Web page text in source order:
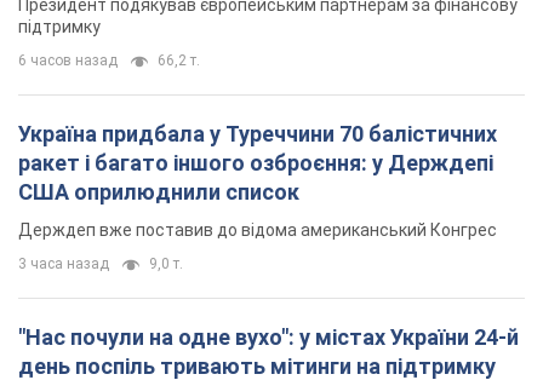
Президент подякував європейським партнерам за фінансову
підтримку
6 часов назад 66,2 т.
Україна придбала у Туреччини 70 балістичних
ракет і багато іншого озброєння: у Держдепі
США оприлюднили список
Держдеп вже поставив до відома американський Конгрес
3 часа назад 9,0 т.
"Нас почули на одне вухо": у містах України 24-й
день поспіль тривають мітинги на підтримку